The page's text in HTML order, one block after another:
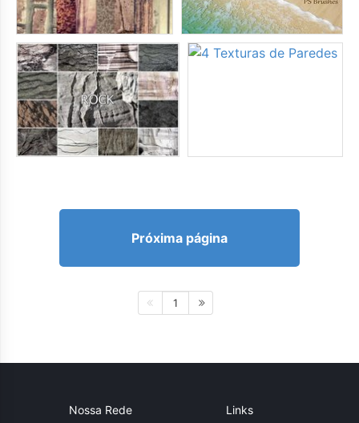
Próxima página
1
Nossa Rede Links